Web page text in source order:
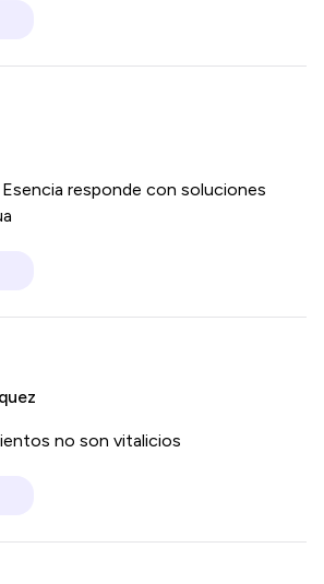
responde con soluciones
no son vitalicios